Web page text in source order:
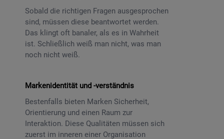
Sobald die richtigen Fragen ausgesprochen
sind, müssen diese beantwortet werden.
Das klingt oft banaler, als es in Wahrheit
ist. Schließlich weiß man nicht, was man
noch nicht weiß.
Markenidentität und -verständnis
Bestenfalls bieten Marken Sicherheit,
Orientierung und einen Raum zur
Interaktion. Diese Qualitäten müssen sich
zuerst im inneren einer Organisation